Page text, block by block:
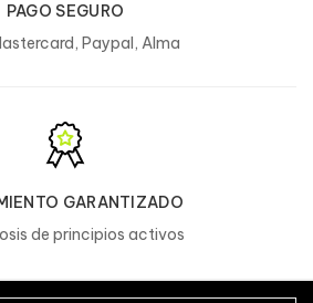
PAGO SEGURO
Paypal, Alma
GARANTIZADO
de principios activos